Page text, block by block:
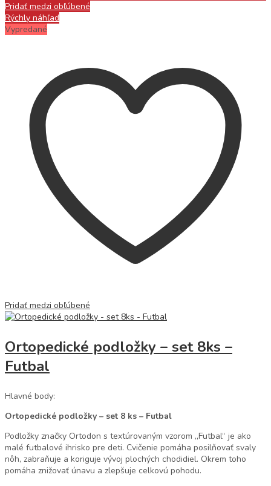
Pridať medzi obľúbené
Rýchly náhľad
Vypredané
Pridať medzi obľúbené
Ortopedické podložky – set 8ks –
Futbal
Hlavné body:
Ortopedické podložky – set 8 ks – Futbal
Podložky značky Ortodon s textúrovaným vzorom „Futbal“ je ako
malé futbalové ihrisko pre deti. Cvičenie pomáha posilňovať svaly
nôh, zabraňuje a koriguje vývoj plochých chodidiel. Okrem toho
pomáha znižovať únavu a zlepšuje celkovú pohodu.